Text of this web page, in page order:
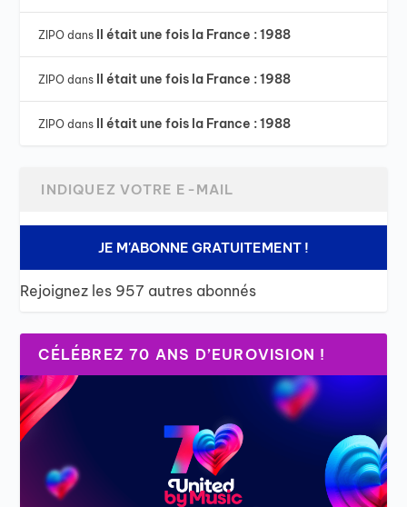
ZIPO dans Il était une fois la France : 1988
ZIPO dans Il était une fois la France : 1988
ZIPO dans Il était une fois la France : 1988
JE M'ABONNE GRATUITEMENT !
Rejoignez les 957 autres abonnés
CÉLÉBREZ 70 ANS D’EUROVISION !